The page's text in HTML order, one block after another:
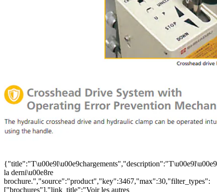
la derni\u00e8re
brochure.","source":"product","key":3467,"max":30,"filter_types":
["brochures"],"link_title":"Voir les autres